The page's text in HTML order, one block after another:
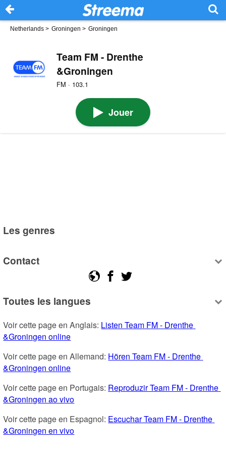
Netherlands > Groningen > Groningen
Team FM - Drenthe
&Groningen
FM · 103.1
Jouer
Les genres
Contact
Toutes les langues
Voir cette page en Anglais: Listen Team FM - Drenthe
&Groningen online
Voir cette page en Allemand: Hören Team FM - Drenthe
&Groningen online
Voir cette page en Portugais: Reproduzir Team FM - Drenthe
&Groningen ao vivo
Voir cette page en Espagnol: Escuchar Team FM - Drenthe
&Groningen en vivo